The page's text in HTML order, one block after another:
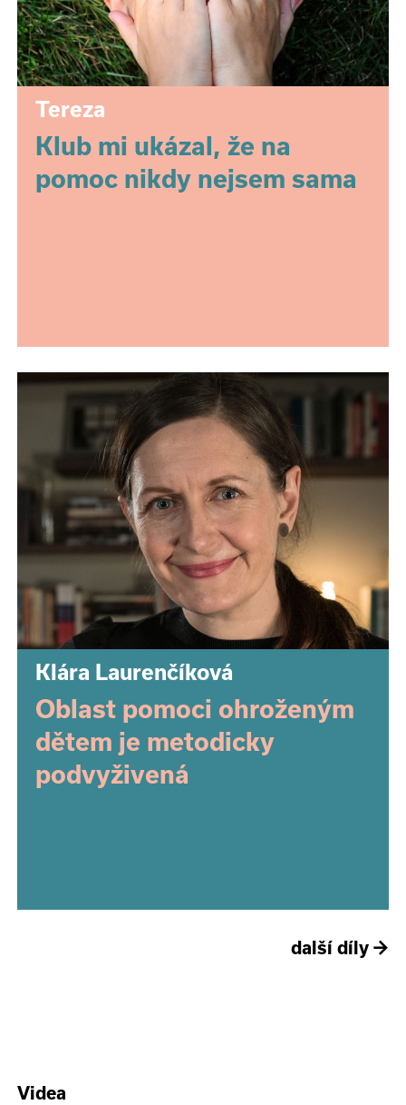
Tereza
Klub mi ukázal, že na
pomoc nikdy nejsem sama
Klára Laurenčíková
Oblast pomoci ohroženým
dětem je metodicky
podvyživená
další díly →
Videa